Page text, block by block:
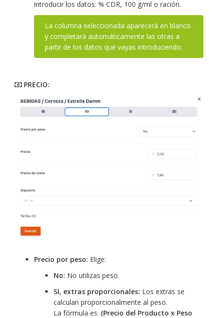
introducir los datos: % CDR, 100 g/ml o ración.
La columna seleccionada aparecerá en blanco
y completará automáticamente las otras a
partir de los datos que vayas introduciendo.
PRECIO:
Precio por peso: Elige:
No: No utilizas peso.
Sí, extras proporcionales: Los extras se
calculan proporcionalmente al peso.
La fórmula es: (Precio del Producto x Peso